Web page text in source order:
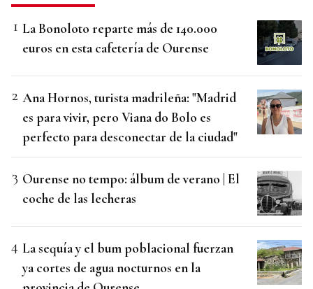
La Bonoloto reparte más de 140.000
euros en esta cafetería de Ourense
Ana Hornos, turista madrileña: "Madrid
es para vivir, pero Viana do Bolo es
perfecto para desconectar de la ciudad"
Ourense no tempo: álbum de verano | El
coche de las lecheras
La sequía y el bum poblacional fuerzan
ya cortes de agua nocturnos en la